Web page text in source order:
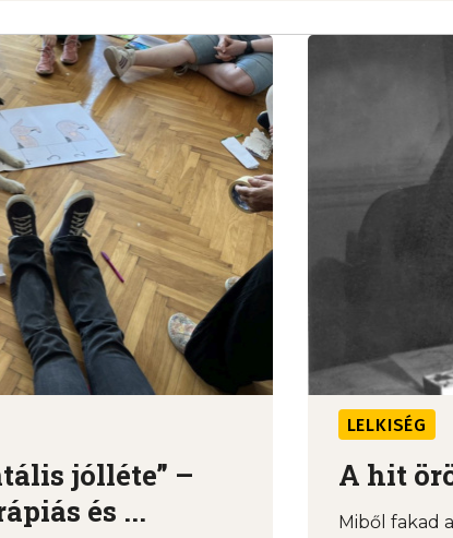
jólléte” –
és ...
LELKISÉG
A hit
Miből fakad